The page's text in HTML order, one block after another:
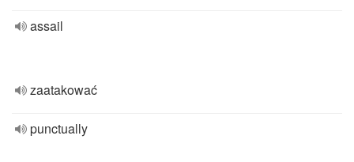
assail
zaatakować
punctually